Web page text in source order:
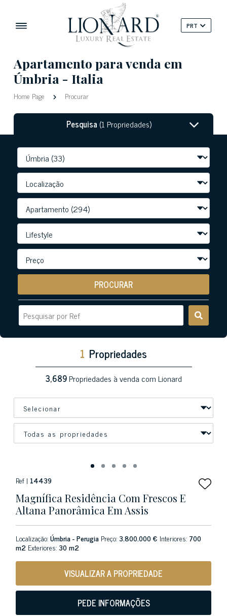
PRT
Apartamento para venda em
Úmbria - Italia
Home Page Procurar
Pesquisa(1 Propriedades)
PROCURAR
1 Propriedades
3,689Propriedades à venda com Lionard
Ref | 14439
Magnífica Residência Com Frescos E
Altana Panorâmica Em Assis
Localização:Úmbria - Perugia Preço:3.800.000 € Interiores: 700
m2 Exteriores:30 m2
VISUALIZAR A PROPRIEDADE
PEDE INFORMAÇÕES